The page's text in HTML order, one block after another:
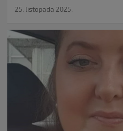
25. listopada 2025.